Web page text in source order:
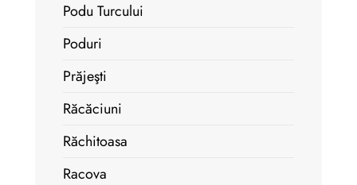
Podu Turcului
Poduri
Prăjeşti
Răcăciuni
Răchitoasa
Racova